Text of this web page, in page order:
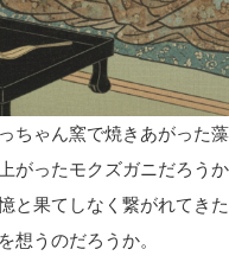
ちゃん窯で焼きあがった藻
がったモクズガニだろう
と果てしなく繋がれてき
想うのだろうか。